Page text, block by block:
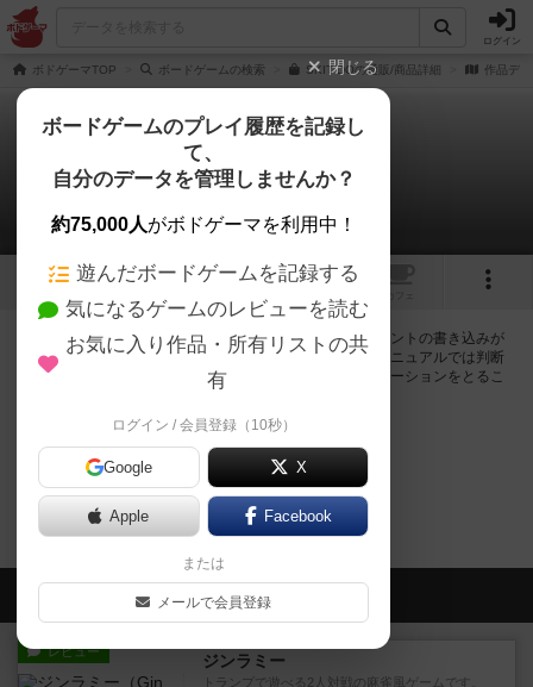
ログイン
ボドゲーマTOP ボードゲームの検索 SKIT DOの通販/商品詳細 作品デ
スキットドゥ
0件の掲示板
4
ログインするとスキットドゥに関する掲示板の作成やコメントの書き込みが
出来るようになります。ルールの疑問やエラッタ情報、マニュアルでは判断
し辛い曖昧な表記等について会員同士で自由にコミュニケーションをとるこ
ログイン/無料会員登録
スキットドゥのトップに戻る
会員の新しい投稿
レビュー ジンラミー
トランプで遊べる2人対戦の麻雀風ゲームです。
閉じる
ボードゲームのプレイ履歴を記録し
て、
自分のデータを管理しませんか？
約75,000人がボドゲーマを利用中！
遊んだボードゲームを記録する
気になるゲームのレビューを読む
お気に入り作品・所有リストの共
有
ログイン / 会員登録（10秒）
Google X
Apple Facebook
または
メールで会員登録